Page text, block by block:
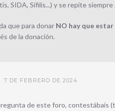
SIDA, Sífilis...) y se repite
que para donar NO hay que estar
de la donación.
7 DE FEBRERO DE 2024
de este foro, contestábais